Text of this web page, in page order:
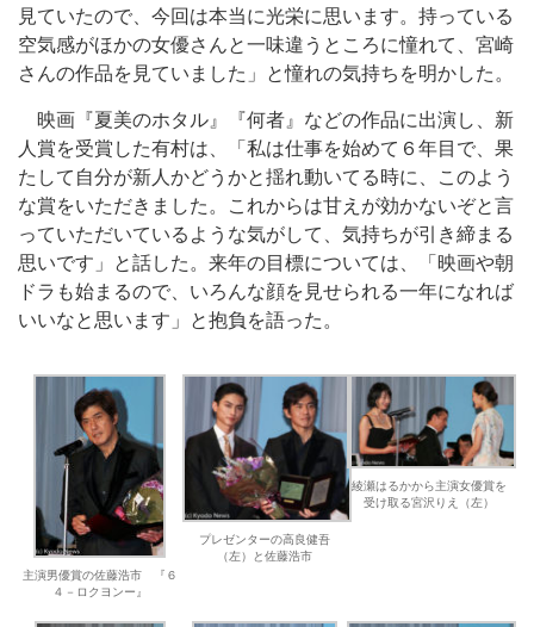
見ていたので、今回は本当に光栄に思います。持っている
空気感がほかの女優さんと一味違うところに憧れて、宮崎
さんの作品を見ていました」と憧れの気持ちを明かした。
映画『夏美のホタル』『何者』などの作品に出演し、新
人賞を受賞した有村は、「私は仕事を始めて６年目で、果
たして自分が新人かどうかと揺れ動いてる時に、このよう
な賞をいただきました。これからは甘えが効かないぞと言
っていただいているような気がして、気持ちが引き締まる
思いです」と話した。来年の目標については、「映画や朝
ドラも始まるので、いろんな顔を見せられる一年になれば
いいなと思います」と抱負を語った。
主演男優賞の佐藤浩市 『６
４－ロクヨンー』
プレゼンターの高良健吾
（左）と佐藤浩市
綾瀬はるかから主演女優賞を
受け取る宮沢りえ（左）